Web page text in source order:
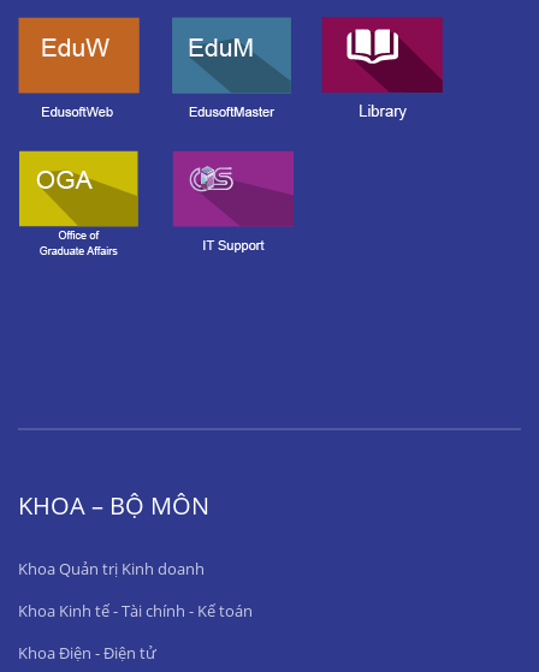
KHOA – BỘ MÔN
Khoa Quản trị Kinh doanh
Khoa Kinh tế - Tài chính - Kế toán
Khoa Điện - Điện tử